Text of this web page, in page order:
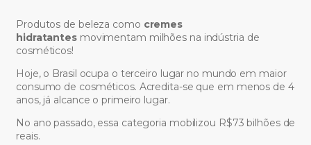
Produtos de beleza como cremes
hidratantesmovimentam milhões na indústria de
cosméticos!
Hoje, o Brasil ocupa o terceiro lugar no mundo em maior
consumo de cosméticos. Acredita-se que em menos de 4
anos, já alcance o primeiro lugar.
No ano passado, essa categoria mobilizou R$73 bilhões de
reais.